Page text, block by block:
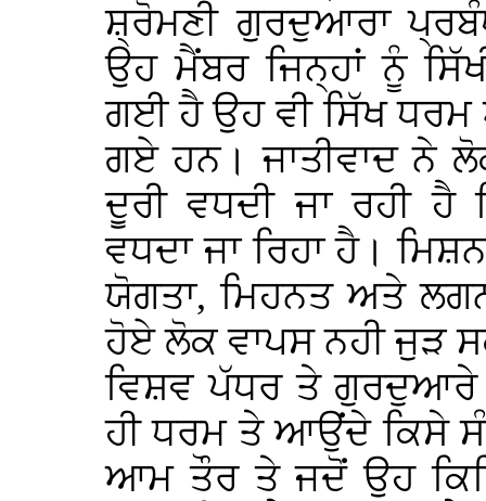
ਸ਼੍ਰੋਮਣੀ ਗੁਰਦੁਆਰਾ
ਉਹ ਮੈਂਬਰ ਜਿਨ੍ਹਾਂ ਨੂੰ
ਗਈ ਹੈ ਉਹ ਵੀ ਸਿੱਖ ਧਰਮ
ਗਏ ਹਨ। ਜਾਤੀਵਾਦ ਨੇ
ਦੂਰੀ ਵਧਦੀ ਜਾ ਰਹੀ
ਵਧਦਾ ਜਾ ਰਿਹਾ ਹੈ।
ਯੋਗਤਾ, ਮਿਹਨਤ ਅਤੇ
ਹੋਏ ਲੋਕ ਵਾਪਸ ਨਹੀ ਜੁੜ
ਵਿਸ਼ਵ ਪੱਧਰ ਤੇ ਗੁਰਦੁਆਰੇ
ਹੀ ਧਰਮ ਤੇ ਆਉਂਦੇ ਕਿਸੇ
ਆਮ ਤੌਰ ਤੇ ਜਦੋਂ ਉਹ